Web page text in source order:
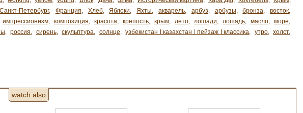
Санкт-Петербург, Франция, Хлеб, Яблоки, Яхты, акварель, арбуз, арбузы, бронза, восток,
импрессионизм, композиция, красота, крепость, крым, лето, лошади, лошадь, масло, море,
, россия, сирень, скульптура, солнце, узбекистан ǀ казахстан ǀ пейзаж ǀ классика, утро, холст,
watch also